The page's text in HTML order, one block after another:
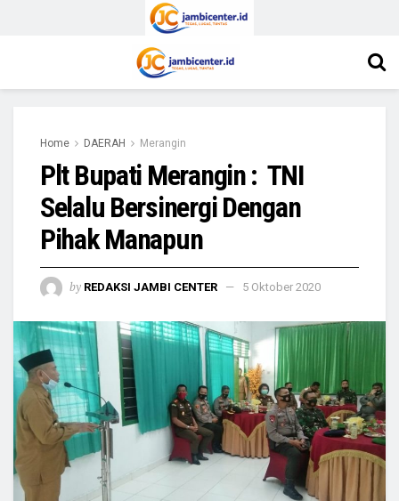
Home DAERAH Merangin
Plt Bupati Merangin : TNI
Selalu Bersinergi Dengan
Pihak Manapun
by REDAKSI JAMBI CENTER 5 Oktober 2020